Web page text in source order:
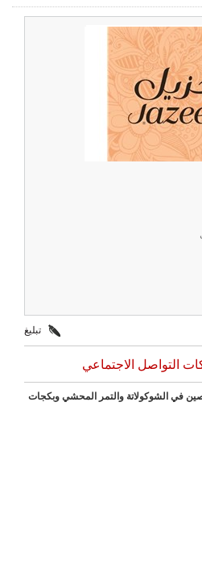
تبليغ
التواصل الاجتماعي
في الشوكولاتة والتمر المحشي وبكجات